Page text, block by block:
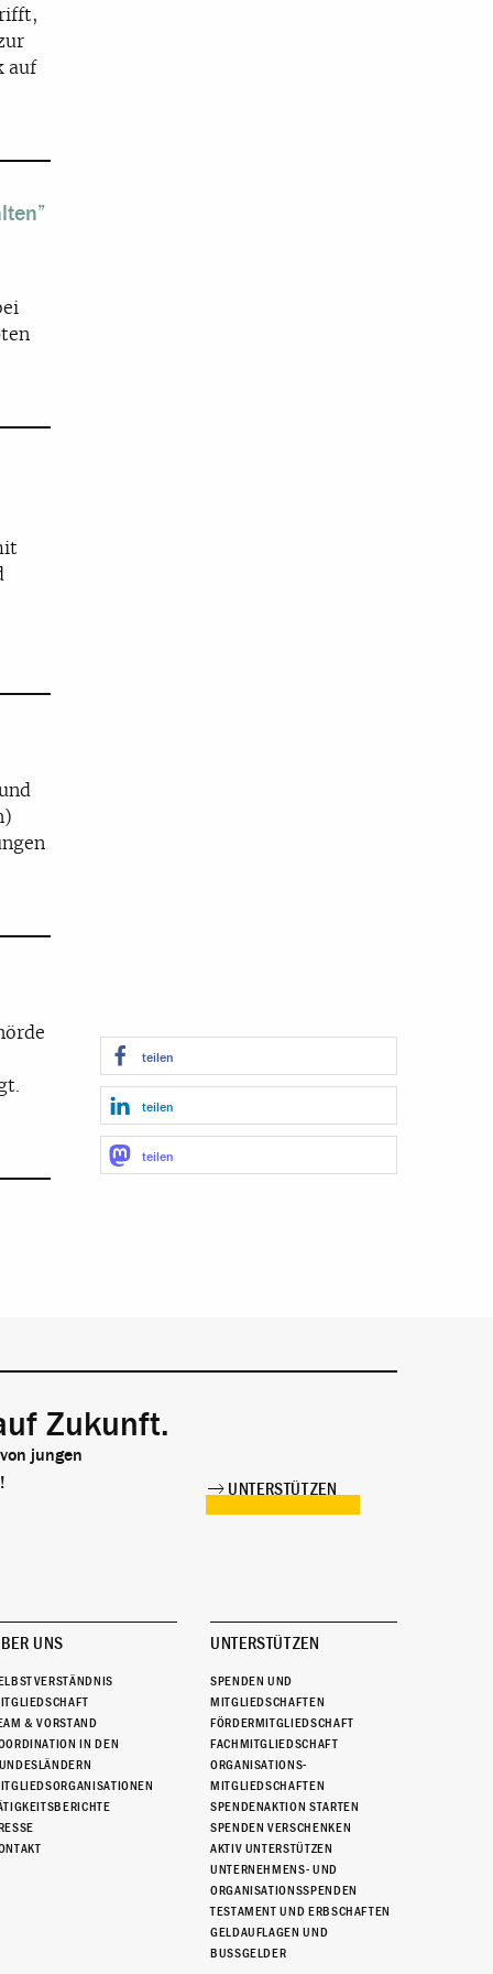
auf
teilen
teilen
teilen
Zukunft.
jungen
UNTERSTÜTZEN
UNS
& VORSTAND
IN DEN
UNTERSTÜTZEN
SPENDEN UND
MITGLIEDSCHAFTEN
FÖRDERMITGLIEDSCHAFT
FACHMITGLIEDSCHAFT
ORGANISATIONS-
MITGLIEDSCHAFTEN
SPENDENAKTION STARTEN
SPENDEN VERSCHENKEN
AKTIV UNTERSTÜTZEN
UNTERNEHMENS- UND
ORGANISATIONSSPENDEN
TESTAMENT UND ERBSCHAFTEN
GELDAUFLAGEN UND
BUSSGELDER